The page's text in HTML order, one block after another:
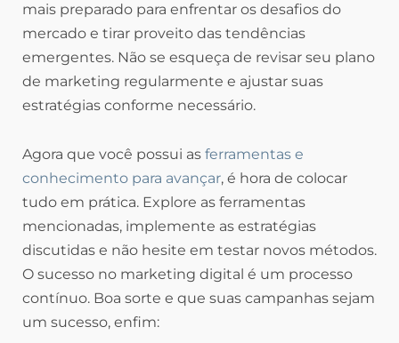
mais preparado para enfrentar os desafios do
mercado e tirar proveito das tendências
emergentes. Não se esqueça de revisar seu plano
de marketing regularmente e ajustar suas
estratégias conforme necessário.
Agora que você possui as ferramentas e
conhecimento para avançar, é hora de colocar
tudo em prática. Explore as ferramentas
mencionadas, implemente as estratégias
discutidas e não hesite em testar novos métodos.
O sucesso no marketing digital é um processo
contínuo. Boa sorte e que suas campanhas sejam
um sucesso, enfim: